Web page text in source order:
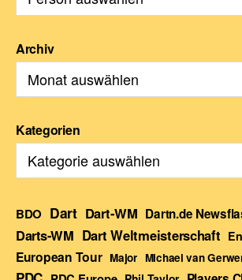
Archiv
Kategorien
BDO Dart Dart-WM Dartn.de
Darts-WM Dart Weltmeisterschaft
European Tour Major Michael van